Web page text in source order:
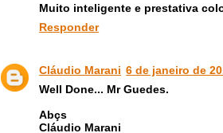
Muito inteligente e prestativa
Responder
Cláudio Marani 6 de janeiro de
Well Done... Mr Guedes.
Abçs
Cláudio Marani